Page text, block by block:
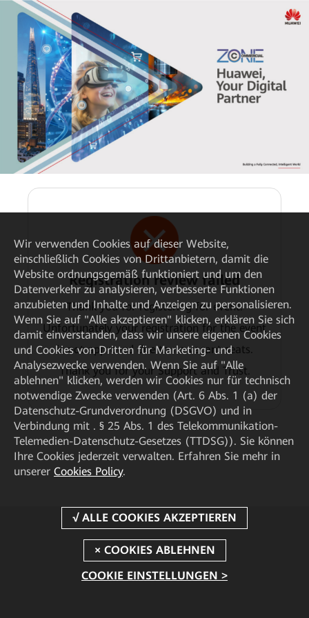
Registration review failed
Thank you for registering for event.
Unfortunately your registration for the event
is not approved due to no vacant seats.
Thank you for your Support and Trust.
Wir verwenden Cookies auf dieser Website,
einschließlich Cookies von Drittanbietern, damit die
Website ordnungsgemäß funktioniert und um den
Datenverkehr zu analysieren, verbesserte Funktionen
anzubieten und Inhalte und Anzeigen zu personalisieren.
Wenn Sie auf "Alle akzeptieren" klicken, erklären Sie sich
damit einverstanden, dass wir unsere eigenen Cookies
und Cookies von Dritten für Marketing- und
Analysezwecke verwenden. Wenn Sie auf "Alle
ablehnen" klicken, werden wir Cookies nur für technisch
notwendige Zwecke verwenden (Art. 6 Abs. 1 (a) der
Datenschutz-Grundverordnung (DSGVO) und in
Verbindung mit . § 25 Abs. 1 des Telekommunikation-
Telemedien-Datenschutz-Gesetzes (TTDSG)). Sie können
Ihre Cookies jederzeit verwalten. Erfahren Sie mehr in
unserer Cookies Policy.
COOKIE EINSTELLUNGEN >